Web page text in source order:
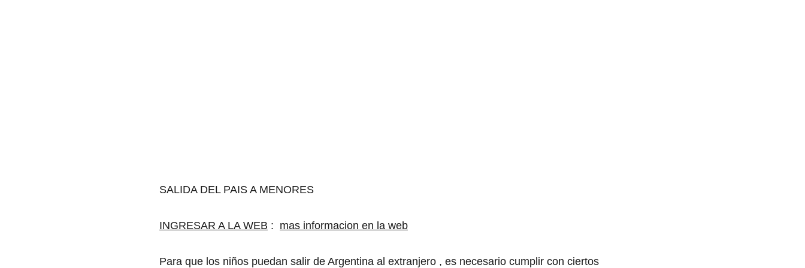
SALIDA DEL PAIS A MENORES
INGRESAR A LA WEB : mas informacion en la web
Para que los niños puedan salir de Argentina al extranjero , es necesario cumplir con ciertos